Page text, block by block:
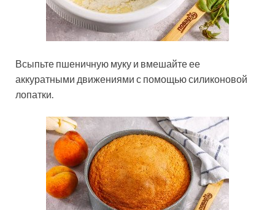
Всыпьте пшеничную муку и вмешайте ее
аккуратными движениями с помощью силиконовой
лопатки.